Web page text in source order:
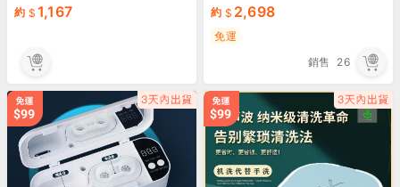
約 1,167 約 2,698
免運
銷售
26